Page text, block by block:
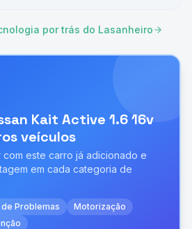
por trás do Lasanheiro
Kait Active 1.6 16v
veículos
com este carro já adicionado e
em cada categoria de
Problemas
Motorização